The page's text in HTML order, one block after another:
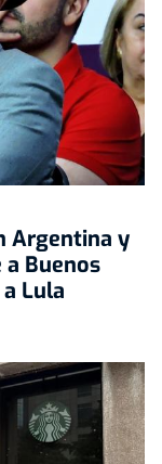
Argentina y
Buenos
Lula